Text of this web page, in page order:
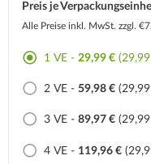
Preis je
Alle Preise inkl. MwSt. zzgl.
1 VE - 29,99 €
2 VE - 59,98 €
3 VE - 89,97 €
4 VE - 119,96 €